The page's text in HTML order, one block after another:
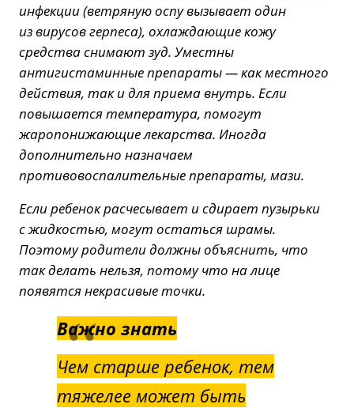
инфекции (ветряную оспу вызывает один
из вирусов герпеса), охлаждающие кожу
средства снимают зуд. Уместны
антигистаминные препараты — как местного
действия, так и для приема внутрь. Если
повышается температура, помогут
жаропонижающие лекарства. Иногда
дополнительно назначаем
противовоспалительные препараты, мази.
Если ребенок расчесывает и сдирает пузырьки
с жидкостью, могут остаться шрамы.
Поэтому родители должны объяснить, что
так делать нельзя, потому что на лице
появятся некрасивые точки.
Важно знать
Чем старше ребенок, тем
тяжелее может быть